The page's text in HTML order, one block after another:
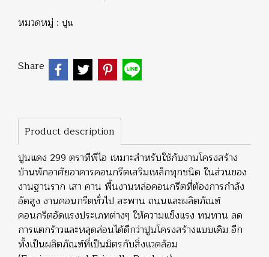
หมวดหมู่ : ปูน
Share
Product description
ปูนแดง 299 ตราทีพีไอ เหมาะสำหรับใช้กับงานโครงสร้าง
บ้านพักอาศัยอาคารคอนกรีตเสริมเหล็กทุกชนิด ในส่วนของ
งานฐานราก เสา คาน พื้นงานหล่อคอนกรีตที่ต้องการกำลัง
อัดสูง งานคอนกรีตทั่วไป สะพาน ถนนและผลิตภัณฑ์
คอนกรีตอัดแรงประเภทต่างๆ ให้ความแข็งแรง ทนทาน ลด
การแตกร้าวและหลุดล่อนได้ดีกว่าปูนโครงสร้างแบบเดิม อีก
ทั้งเป็นผลิตภัณฑ์ที่เป็นมิตรกับสิ่งแวดล้อม